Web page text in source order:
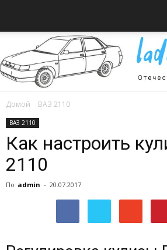
Домой ВАЗ 2110
ВАЗ 2110
Как настроить
2110
По admin - 20.07.2017